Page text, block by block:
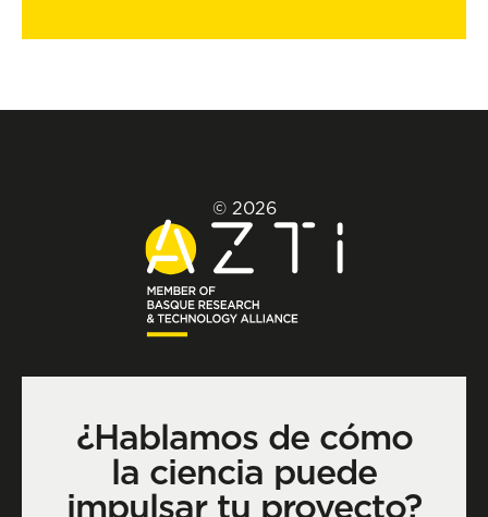
© 2026
¿Hablamos de cómo
la ciencia puede
impulsar tu proyecto?